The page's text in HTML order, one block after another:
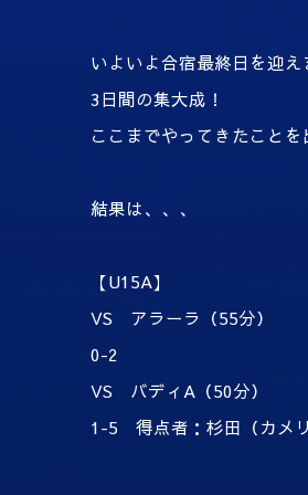
いよいよ合宿最終日を迎え
3日間の集大成！
ここまでやってきたこと
結果は、、、
【U15A】
VS アラーラ（55分）
0-2
VS バディA（50分）
1-5 得点者：杉田（カメ